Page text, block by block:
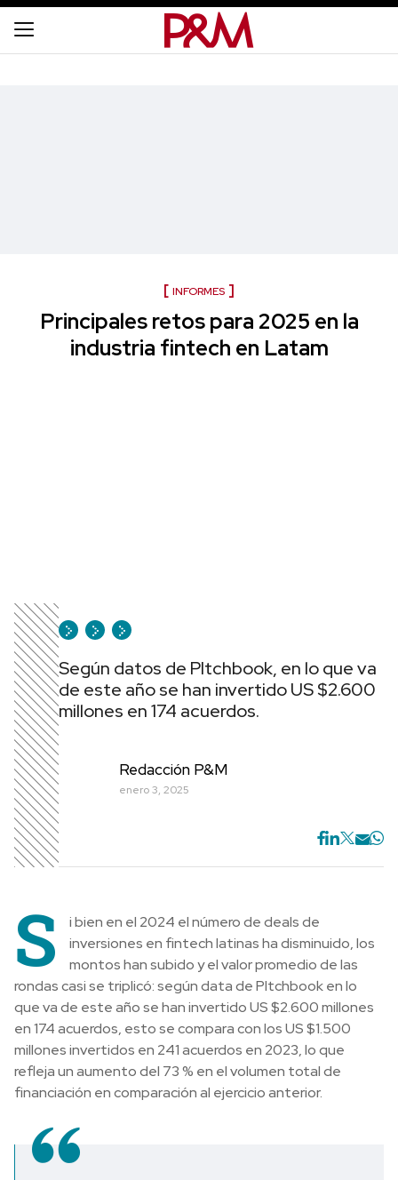
INFORMES
Principales retos para 2025 en la
industria fintech en Latam
Según datos de PItchbook, en lo que va
de este año se han invertido US $2.600
millones en 174 acuerdos.
Redacción P&M
enero 3, 2025
S
i bien en el 2024 el número de deals de
inversiones en fintech latinas ha disminuido, los
montos han subido y el valor promedio de las
rondas casi se triplicó: según data de PItchbook en lo
que va de este año se han invertido US $2.600 millones
en 174 acuerdos, esto se compara con los US $1.500
millones invertidos en 241 acuerdos en 2023, lo que
refleja un aumento del 73 % en el volumen total de
financiación en comparación al ejercicio anterior.